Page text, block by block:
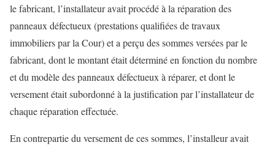
le fabricant, l’installateur avait procédé à la réparation des
panneaux défectueux (prestations qualifiées de travaux
immobiliers par la Cour) et a perçu des sommes versées par le
fabricant, dont le montant était déterminé en fonction du nombre
et du modèle des panneaux défectueux à réparer, et dont le
versement était subordonné à la justification par l’installateur de
chaque réparation effectuée.
En contrepartie du versement de ces sommes, l’installeur avait